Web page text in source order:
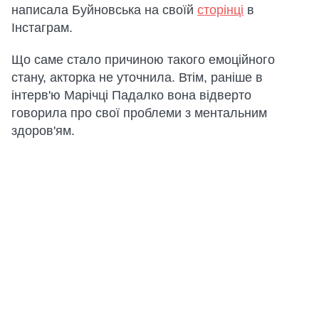
написала Буйновська на своїй сторінці в
Інстаграм.
Що саме стало причиною такого емоційного
стану, акторка не уточнила. Втім, раніше в
інтерв'ю Марічці Падалко вона відверто
говорила про свої проблеми з ментальним
здоров'ям.